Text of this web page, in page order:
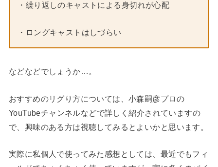
・繰り返しのキャストによる身切れが心配
・ロングキャストはしづらい
などなどでしょうか…。
おすすめのリグり方については、小森嗣彦プロの
YouTubeチャンネルなどで詳しく紹介されていますの
で、興味のある方は視聴してみるとよいかと思います。
実際に私個人で使ってみた感想としては、最近でもフィ